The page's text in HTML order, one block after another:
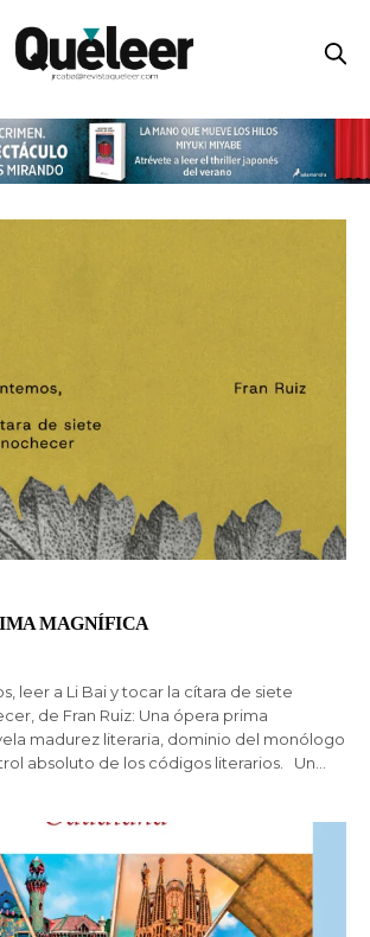
MAGNÍFICA
leer a Li Bai y tocar la cítara de siete
de Fran Ruiz: Una ópera prima
madurez literaria, dominio del monólogo
absoluto de los códigos literarios. Un…